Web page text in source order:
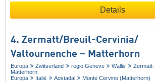
Details
4. Zermatt/​Breuil-Cervinia/​
Valtournenche – Matterhorn
Europa Zwitserland regio Geneve Wallis
Zermatt-
Matterhorn
Europa
Italië Aostadal Monte Cervino (Matterhorn)